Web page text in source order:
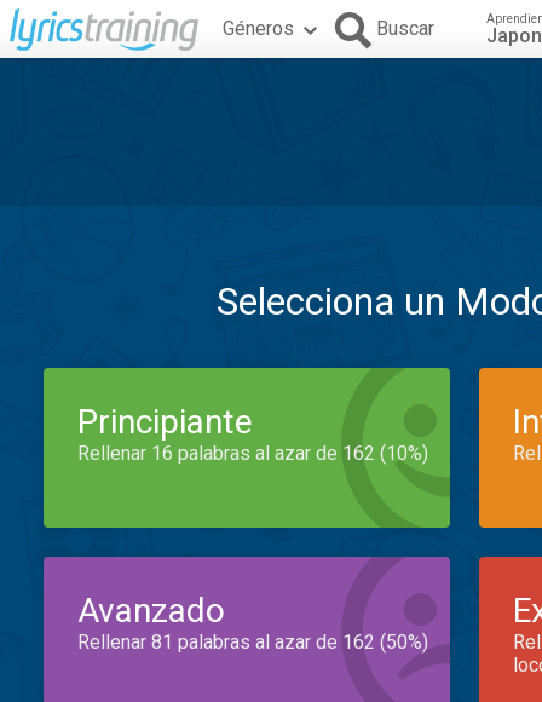
Géneros Buscar
Selecciona un
Principiante
Rellenar 16 palabras al azar de 162 (10%)
Avanzado
Rellenar 81 palabras al azar de 162 (50%)